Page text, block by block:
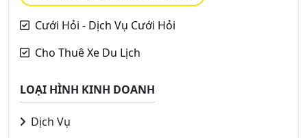
Cưới Hỏi - Dịch Vụ Cưới Hỏi
Cho Thuê Xe Du Lịch
LOẠI HÌNH KINH DOANH
Dịch Vụ